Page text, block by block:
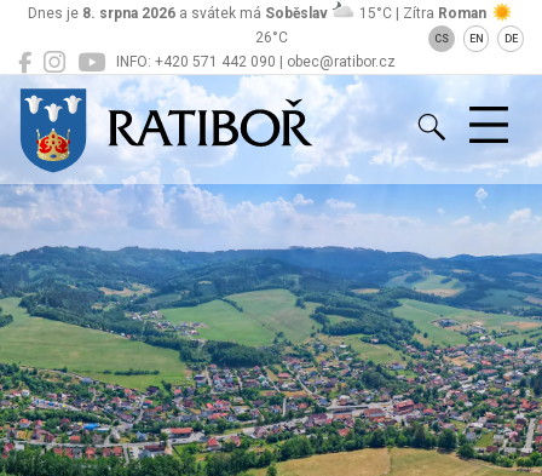
INFO: +420 571 442 090 | obec@ratibor.cz
Dnes je 8. srpna 2026 a svátek má Soběslav 15°C | Zítra Roman
26°C
CS EN DE
Ratiboř